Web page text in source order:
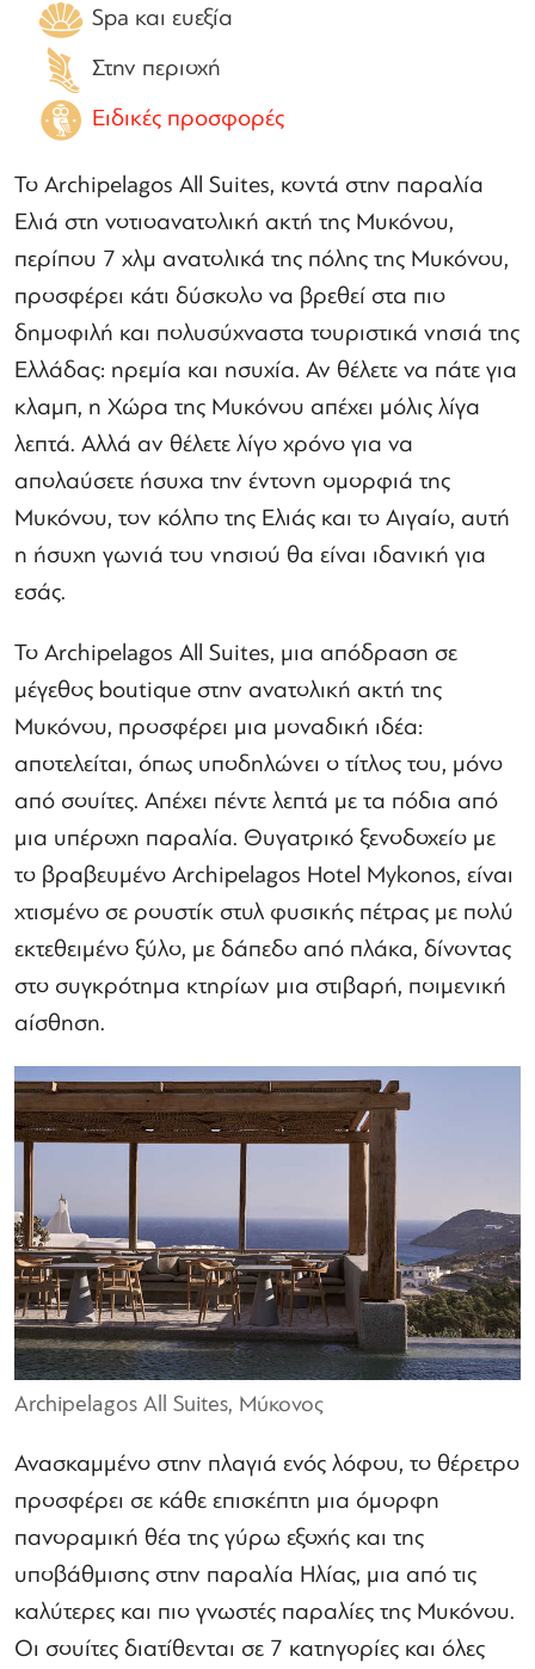
Spa και ευεξία
Στην περιοχή
Ειδικές προσφορές
Το Archipelagos All Suites, κοντά στην παραλία
Ελιά στη νοτιοανατολική ακτή της Μυκόνου,
περίπου 7 χλμ ανατολικά της πόλης της Μυκόνου,
προσφέρει κάτι δύσκολο να βρεθεί στα πιο
δημοφιλή και πολυσύχναστα τουριστικά νησιά της
Ελλάδας: ηρεμία και ησυχία. Αν θέλετε να πάτε για
κλαμπ, η Χώρα της Μυκόνου απέχει μόλις λίγα
λεπτά. Αλλά αν θέλετε λίγο χρόνο για να
απολαύσετε ήσυχα την έντονη ομορφιά της
Μυκόνου, τον κόλπο της Ελιάς και το Αιγαίο, αυτή
η ήσυχη γωνιά του νησιού θα είναι ιδανική για
εσάς.
Το Archipelagos All Suites, μια απόδραση σε
μέγεθος boutique στην ανατολική ακτή της
Μυκόνου, προσφέρει μια μοναδική ιδέα:
αποτελείται, όπως υποδηλώνει ο τίτλος του, μόνο
από σουίτες. Απέχει πέντε λεπτά με τα πόδια από
μια υπέροχη παραλία. Θυγατρικό ξενοδοχείο με
το βραβευμένο Archipelagos Hotel Mykonos, είναι
χτισμένο σε ρουστίκ στυλ φυσικής πέτρας με πολύ
εκτεθειμένο ξύλο, με δάπεδο από πλάκα, δίνοντας
στο συγκρότημα κτηρίων μια στιβαρή, ποιμενική
αίσθηση.
Archipelagos All Suites, Μύκονος
Ανασκαμμένο στην πλαγιά ενός λόφου, το θέρετρο
προσφέρει σε κάθε επισκέπτη μια όμορφη
πανοραμική θέα της γύρω εξοχής και της
υποβάθμισης στην παραλία Ηλίας, μια από τις
καλύτερες και πιο γνωστές παραλίες της Μυκόνου.
Οι σουίτες διατίθενται σε 7 κατηγορίες και όλες